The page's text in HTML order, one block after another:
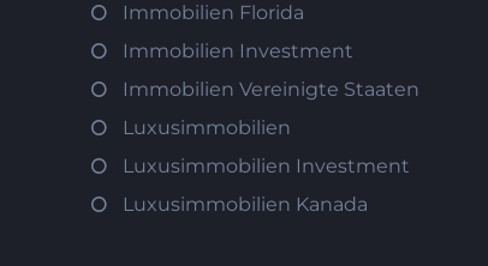
Immobilien Florida
Immobilien Investment
Immobilien Vereinigte Staaten
Luxusimmobilien
Luxusimmobilien Investment
Luxusimmobilien Kanada